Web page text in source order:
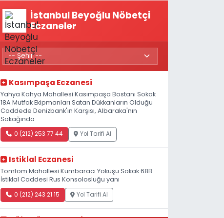
İstanbul Beyoğlu Nöbetçi
Eczaneler
Kasımpaşa Eczanesi
Yahya Kahya Mahallesi Kasımpaşa Bostanı Sokak
18A Mutfak Ekipmanları Satan Dükkanların Olduğu
Caddede Denizbank'ın Karşısı, Albaraka'nın
Sokağında
0 (212) 253 77 44 Yol Tarifi Al
Istiklal Eczanesi
Tomtom Mahallesi Kumbaracı Yokuşu Sokak 68B
İstiklal Caddesi Rus Konsolosluğu yanı
0 (212) 243 21 15 Yol Tarifi Al